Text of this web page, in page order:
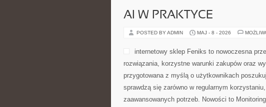
AI W PRAKTYCE
POSTED BY ADMIN MAJ - 8 - 2026
internetowy sklep Feniks to nowoczesna
rozwiązania, korzystne warunki zakupów oraz
przygotowana z myślą o użytkownikach
sprawdzą się zarówno w regularnym
zaawansowanych potrzeb. Nowości to